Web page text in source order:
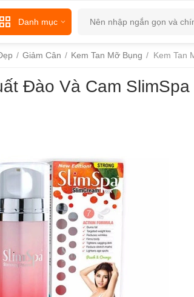
Danh mục
/ Giảm Cân / Kem Tan Mỡ Bụng / Kem Tan
Đào Và Cam